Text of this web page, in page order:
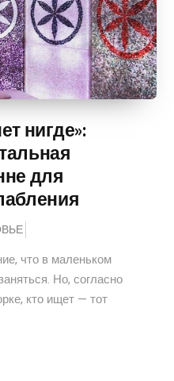
нигде»:
для
что в маленьком
Но, согласно
кто ищет — тот